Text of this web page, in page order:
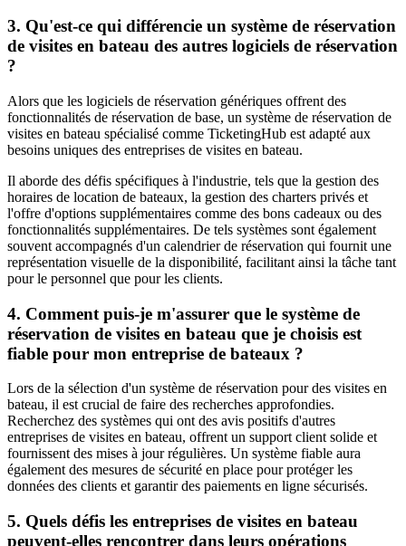
3. Qu'est-ce qui différencie un système de réservation
de visites en bateau des autres logiciels de réservation
?
Alors que les logiciels de réservation génériques offrent des
fonctionnalités de réservation de base, un système de réservation de
visites en bateau spécialisé comme TicketingHub est adapté aux
besoins uniques des entreprises de visites en bateau.
Il aborde des défis spécifiques à l'industrie, tels que la gestion des
horaires de location de bateaux, la gestion des charters privés et
l'offre d'options supplémentaires comme des bons cadeaux ou des
fonctionnalités supplémentaires. De tels systèmes sont également
souvent accompagnés d'un calendrier de réservation qui fournit une
représentation visuelle de la disponibilité, facilitant ainsi la tâche tant
pour le personnel que pour les clients.
4. Comment puis-je m'assurer que le système de
réservation de visites en bateau que je choisis est
fiable pour mon entreprise de bateaux ?
Lors de la sélection d'un système de réservation pour des visites en
bateau, il est crucial de faire des recherches approfondies.
Recherchez des systèmes qui ont des avis positifs d'autres
entreprises de visites en bateau, offrent un support client solide et
fournissent des mises à jour régulières. Un système fiable aura
également des mesures de sécurité en place pour protéger les
données des clients et garantir des paiements en ligne sécurisés.
5. Quels défis les entreprises de visites en bateau
peuvent-elles rencontrer dans leurs opérations